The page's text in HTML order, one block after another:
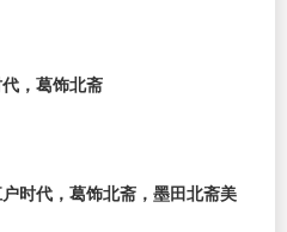
，葛饰北斋
时代，葛饰北斋，墨田北斋美